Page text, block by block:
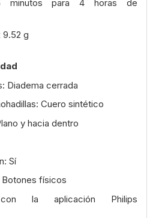
minutos para 4 horas de
9.52 g
Diadema cerrada
Cuero sintético
y hacia dentro
Sí
físicos
con la aplicación Philips